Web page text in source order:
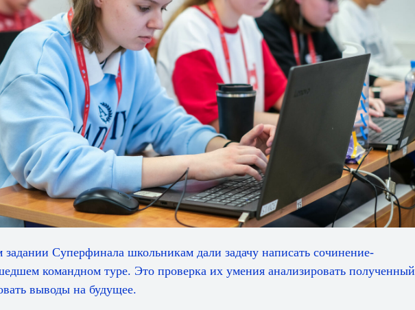
задании Суперфинала школьникам дали задачу написать сочинение-
командном туре. Это проверка их умения анализировать полученный
выводы на будущее.